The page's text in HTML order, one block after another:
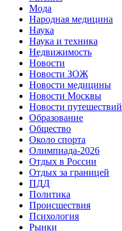
Мода
Народная медицина
Наука
Наука и техника
Недвижимость
Новости
Новости ЗОЖ
Новости медицины
Новости Москвы
Новости путешествий
Образование
Общество
Около спорта
Олимпиада-2026
Отдых в России
Отдых за границей
ПДД
Политика
Происшествия
Психология
Рынки